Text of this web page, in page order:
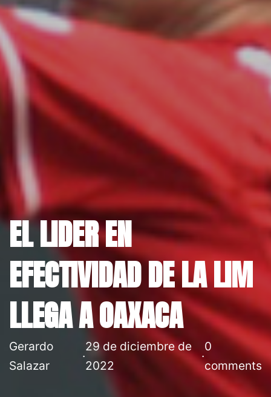
EL LIDER EN
EFECTIVIDAD DE LA LIM
LLEGA A OAXACA
Gerardo
Salazar
·
29 de diciembre de
2022
·
0
comments